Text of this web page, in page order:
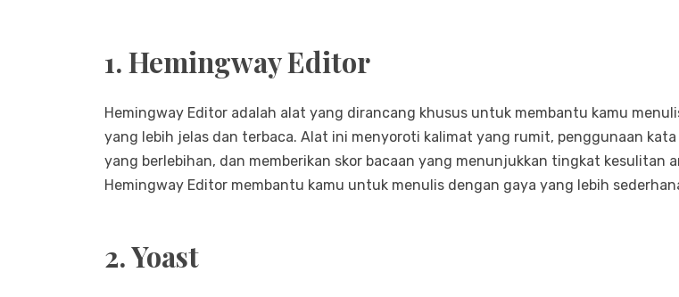
1. Hemingway Editor
Hemingway Editor adalah alat yang dirancang khusus untuk membantu kamu
yang lebih jelas dan terbaca. Alat ini menyoroti kalimat yang rumit, penggunaan
yang berlebihan, dan memberikan skor bacaan yang menunjukkan tingkat kesulitan
Hemingway Editor membantu kamu untuk menulis dengan gaya yang lebih
2. Yoast